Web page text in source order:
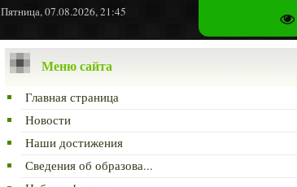
Пятница, 07.08.2026, 21:45
Меню сайта
Главная страница
Новости
Наши достижения
Сведения об образова...